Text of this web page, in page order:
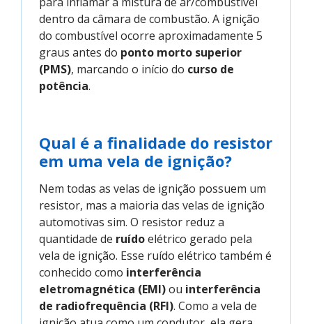
dentro da câmara de combustão. A ignição
do combustível ocorre aproximadamente 5
graus antes do ponto morto superior
(PMS), marcando o início do curso de
potência.
Qual é a finalidade do resistor
em uma vela de ignição?
Nem todas as velas de ignição possuem um
resistor, mas a maioria das velas de ignição
automotivas sim. O resistor reduz a
quantidade de ruídoelétrico gerado pela
vela de ignição. Esse ruído elétrico também é
conhecido como interferência
eletromagnética (EMI)ou interferência
de radiofrequência (RFI). Como a vela de